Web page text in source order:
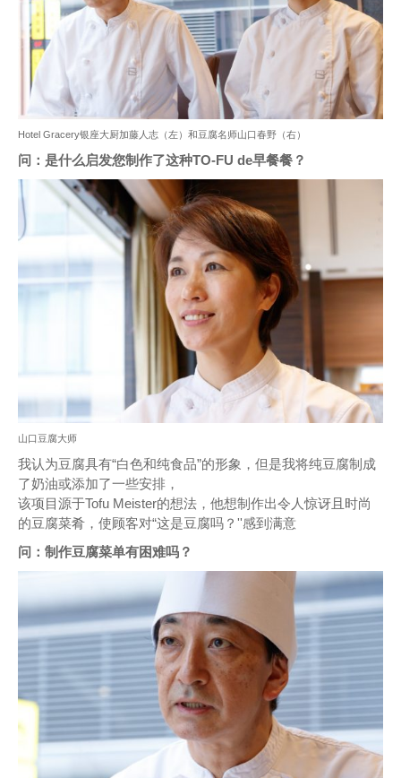
Hotel Gracery银座大厨加藤人志（左）和豆腐名师山口春野（右）
问：是什么启发您制作了这种TO-FU de早餐餐？
山口豆腐大师
我认为豆腐具有“白色和纯食品”的形象，但是我将纯豆腐制成
了奶油或添加了一些安排，
该项目源于Tofu Meister的想法，他想制作出令人惊讶且时尚
的豆腐菜肴，使顾客对“这是豆腐吗？''感到满意
问：制作豆腐菜单有困难吗？